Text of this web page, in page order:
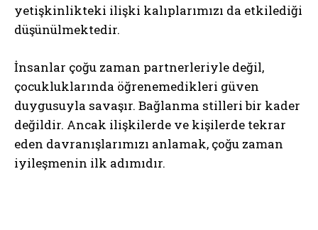
yetişkinlikteki ilişki kalıplarımızı da etkilediği
düşünülmektedir.
İnsanlar çoğu zaman partnerleriyle değil,
çocukluklarında öğrenemedikleri güven
duygusuyla savaşır. Bağlanma stilleri bir kader
değildir. Ancak ilişkilerde ve kişilerde tekrar
eden davranışlarımızı anlamak, çoğu zaman
iyileşmenin ilk adımıdır.